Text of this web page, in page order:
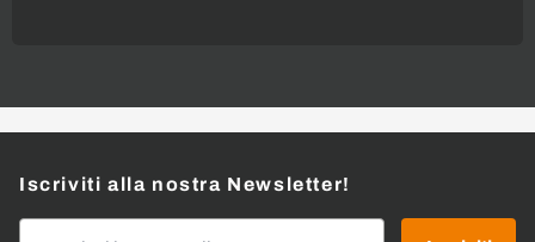
Iscriviti alla nostra Newsletter!